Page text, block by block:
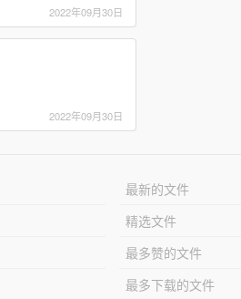
2022年09月30日
2022年09月30日
最新的文件
精选文件
最多赞的文件
最多下载的文件